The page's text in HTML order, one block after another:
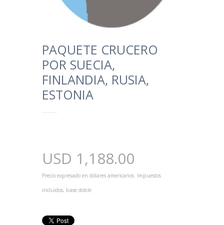
PAQUETE CRUCERO
POR SUECIA,
FINLANDIA, RUSIA,
ESTONIA
USD 1,188.00
Precio expresado en dólares americanos. Impuestos
incluidos, base doble